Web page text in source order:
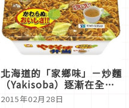
北海道的「家鄉味」－炒麵
（Yakisoba）逐漸在全國
展露角頭的原因
2015年02月28日